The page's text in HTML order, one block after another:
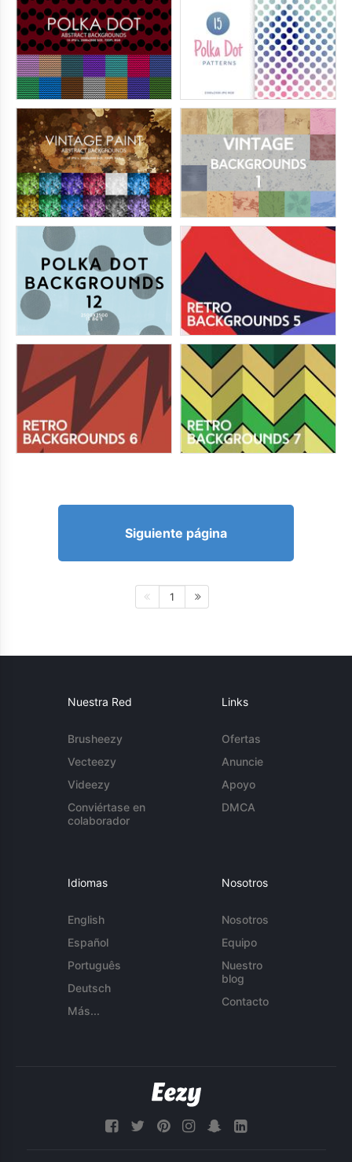
Siguiente página
1
Nuestra Red
Brusheezy
Vecteezy
Videezy
Conviértase en
colaborador
Links
Ofertas
Anuncie
Apoyo
DMCA
Idiomas
English
Español
Português
Deutsch
Más...
Nosotros
Nosotros
Equipo
Nuestro
blog
Contacto